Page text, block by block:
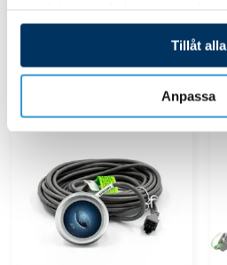
Tillåt alla
Anpassa